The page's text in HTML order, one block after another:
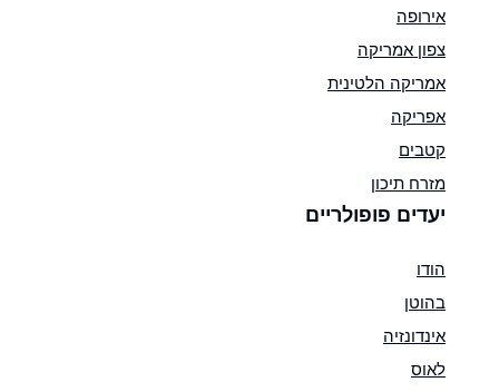
אירופה
צפון אמריקה
אמריקה הלטינית
אפריקה
קטבים
מזרח תיכון
יעדים פופולריים
בהוטן
אינדונזיה
לאוס